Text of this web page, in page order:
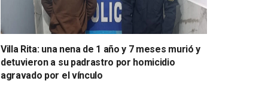
Villa Rita: una nena de 1 año y 7 meses murió y
detuvieron a su padrastro por homicidio
agravado por el vínculo